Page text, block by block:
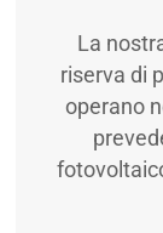
La
riserva di
operano